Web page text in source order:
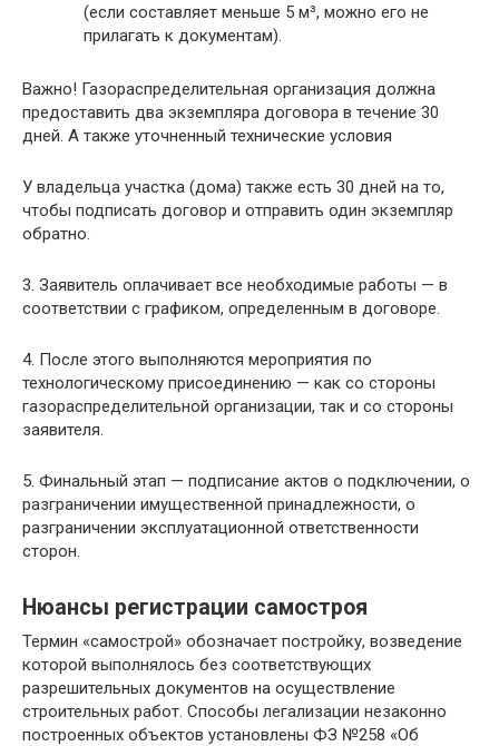
(если составляет меньше 5 м³, можно его не
прилагать к документам).
Важно! Газораспределительная организация должна
предоставить два экземпляра договора в течение 30
дней. А также уточненный технические условия
У владельца участка (дома) также есть 30 дней на то,
чтобы подписать договор и отправить один экземпляр
обратно.
3. Заявитель оплачивает все необходимые работы — в
соответствии с графиком, определенным в договоре.
4. После этого выполняются мероприятия по
технологическому присоединению — как со стороны
газораспределительной организации, так и со стороны
заявителя.
5. Финальный этап — подписание актов о подключении, о
разграничении имущественной принадлежности, о
разграничении эксплуатационной ответственности
сторон.
Нюансы регистрации самостроя
Термин «самострой» обозначает постройку, возведение
которой выполнялось без соответствующих
разрешительных документов на осуществление
строительных работ. Способы легализации незаконно
построенных объектов установлены ФЗ №258 «Об